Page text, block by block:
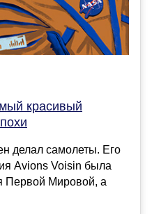
красивый
делал самолеты. Его
Avions Voisin была
Первой Мировой, а